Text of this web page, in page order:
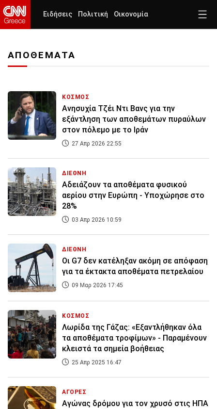
Ειδήσεις Πολιτική Οικονομία
ΑΠΟΘΕΜΑΤΑ
ΚΟΣΜΟΣ
Ανησυχία Τζέι Ντι Βανς για την
εξάντληση των αποθεμάτων πυραύλων
στον πόλεμο με το Ιράν
27 Απρ 2026 22:55
ΔΙΕΘΝΗ
Αδειάζουν τα αποθέματα φυσικού
αερίου στην Ευρώπη - Υποχώρησε στο
28%
03 Απρ 2026 10:59
ΔΙΕΘΝΗ
Οι G7 δεν κατέληξαν ακόμη σε απόφαση
για τα έκτακτα αποθέματα πετρελαίου
09 Μαρ 2026 17:45
ΚΟΣΜΟΣ
Λωρίδα της Γάζας: «Εξαντλήθηκαν όλα
τα αποθέματα τροφίμων» - Παραμένουν
κλειστά τα σημεία βοήθειας
25 Απρ 2025 16:47
ΑΓΟΡΕΣ
Αγώνας δρόμου για τον χρυσό στις ΗΠΑ